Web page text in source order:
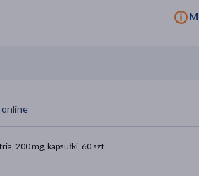
online
200 mg, kapsułki, 60 szt.